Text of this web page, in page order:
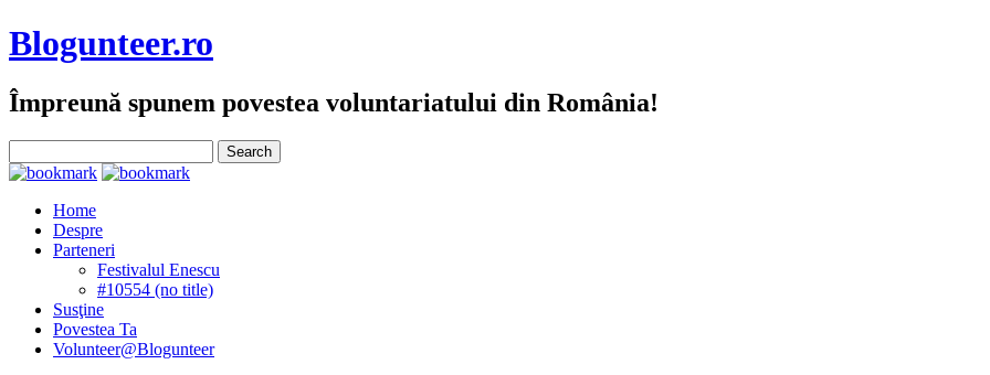
Blogunteer.ro
Împreună spunem povestea voluntariatului din România!
Home
Despre
Parteneri
Festivalul Enescu
#10554 (no title)
Susţine
Povestea Ta
Volunteer@Blogunteer